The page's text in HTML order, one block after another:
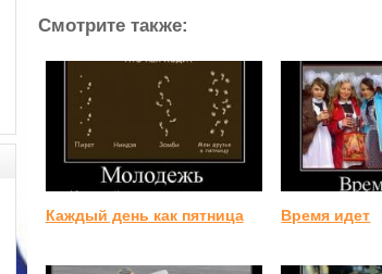
Смотрите также:
Каждый день как пятница Время идет